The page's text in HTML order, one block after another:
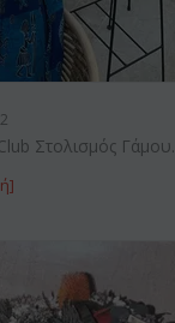
Στολισμός Γάμου.